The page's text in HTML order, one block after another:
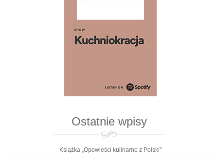
Ostatnie wpisy
Książka „Opowieści kulinarne z Polski”